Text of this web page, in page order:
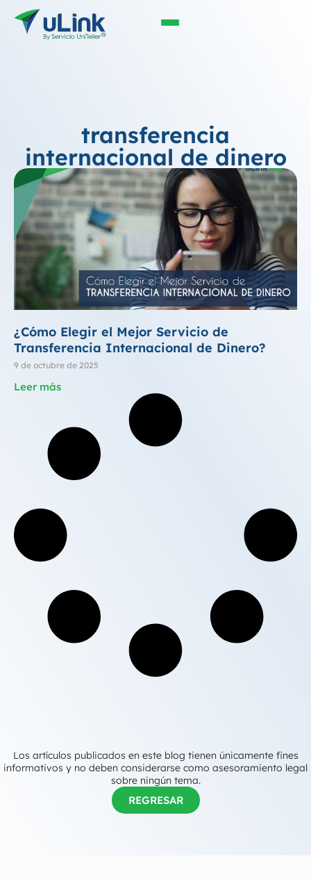
transferencia
internacional de dinero
¿Cómo Elegir el Mejor Servicio de
Transferencia Internacional de Dinero?
9 de octubre de 2025
Leer más
Los artículos publicados en este blog tienen únicamente fines
informativos y no deben considerarse como asesoramiento legal
sobre ningún tema.
REGRESAR